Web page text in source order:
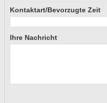
Kontaktart/Bevorzugte Zeit
Ihre Nachricht